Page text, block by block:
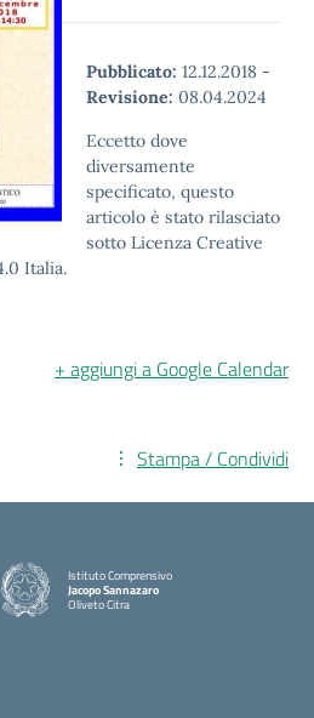
Pubblicato: 12.12.2018 -
Revisione: 08.04.2024
Eccetto dove
diversamente
specificato, questo
articolo è stato rilasciato
sotto Licenza Creative
Italia.
+ aggiungi a Google Calendar
Stampa / Condividi
Istituto Comprensivo
Jacopo Sannazaro
Oliveto Citra